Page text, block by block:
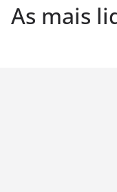
As mais